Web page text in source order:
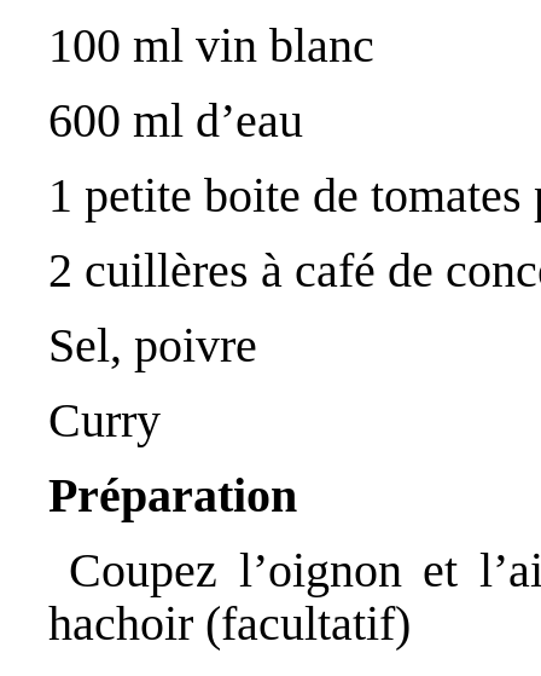
100 ml vin blanc
600 ml d’eau
1 petite boite de tomates
2 cuillères à café de
Sel, poivre
Curry
Préparation
Coupez l’oignon et
hachoir (facultatif)